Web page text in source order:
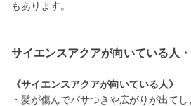
もあります。
サイエンスアクアが向いている人
《サイエンスアクアが向いている人》
・髪が傷んでパサつきや広がりが出てし